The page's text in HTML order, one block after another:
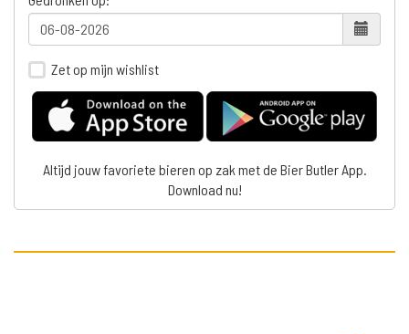
Zet op mijn wishlist
Altijd jouw favoriete bieren op zak met de Bier Butler App.
Download nu!